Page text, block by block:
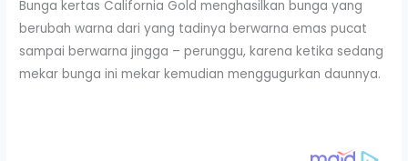
Bunga kertas California Gold menghasilkan bunga yang
berubah warna dari yang tadinya berwarna emas pucat
sampai berwarna jingga – perunggu, karena ketika sedang
mekar bunga ini mekar kemudian menggugurkan daunnya.